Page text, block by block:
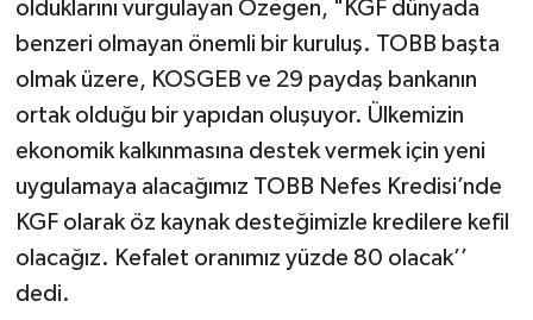
olduklarını vurgulayan Özegen, "KGF dünyada
benzeri olmayan önemli bir kuruluş. TOBB başta
olmak üzere, KOSGEB ve 29 paydaş bankanın
ortak olduğu bir yapıdan oluşuyor. Ülkemizin
ekonomik kalkınmasına destek vermek için yeni
uygulamaya alacağımız TOBB Nefes Kredisi’nde
KGF olarak öz kaynak desteğimizle kredilere kefil
olacağız. Kefalet oranımız yüzde 80 olacak’’
dedi.